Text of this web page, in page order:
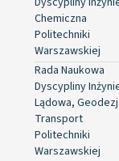
Chemiczna
Politechniki
Warszawskiej
Rada Naukowa
Dyscypliny
Lądowa,
Transport
Politechniki
Warszawskiej